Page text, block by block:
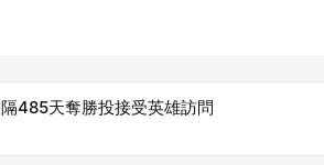
485天奪勝投接受英雄訪問